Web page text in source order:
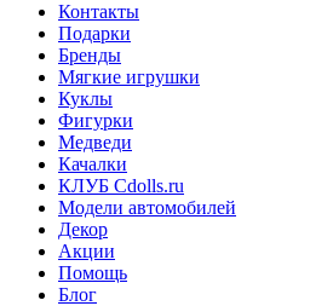
Контакты
Подарки
Бренды
Мягкие игрушки
Куклы
Фигурки
Медведи
Качалки
КЛУБ Cdolls.ru
Модели автомобилей
Декор
Акции
Помощь
Блог